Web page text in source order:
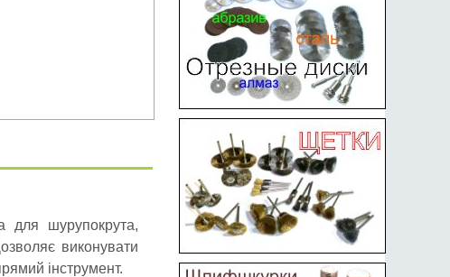
для шурупокрута,
виконувати
інструмент.